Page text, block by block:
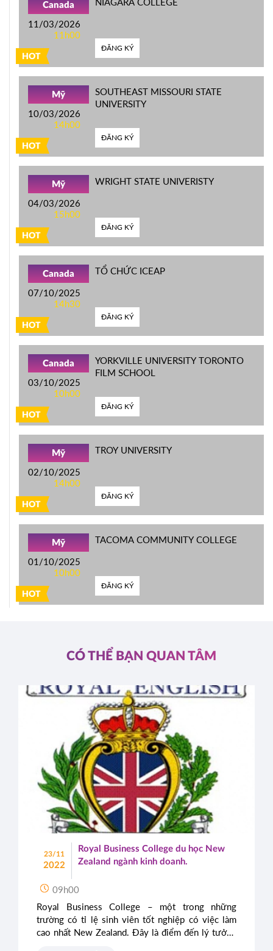
HOT
Canada
11/03/2026
11h00
ĐĂNG KÝ
HOT
Mỹ
10/03/2026
14h00
SOUTHEAST MISSOURI STATE
UNIVERSITY
ĐĂNG KÝ
HOT
Mỹ
04/03/2026
15h00
WRIGHT STATE UNIVERISTY
ĐĂNG KÝ
HOT
Canada
07/10/2025
14h30
TỔ CHỨC ICEAP
ĐĂNG KÝ
HOT
Canada
03/10/2025
10h00
YORKVILLE UNIVERSITY TORONTO
FILM SCHOOL
ĐĂNG KÝ
HOT
Mỹ
02/10/2025
14h00
TROY UNIVERSITY
ĐĂNG KÝ
HOT
Mỹ
01/10/2025
10h00
TACOMA COMMUNITY COLLEGE
ĐĂNG KÝ
CÓ THỂ BẠN QUAN TÂM
23/11
2022
Royal Business College du học New
Zealand ngành kinh doanh.
09h00
Royal Business College – một trong những
trường có tỉ lệ sinh viên tốt nghiệp có việc làm
cao nhất New Zealand. Đây là điểm đến lý tưởng